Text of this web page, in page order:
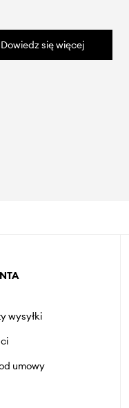
Dowiedz się więcej
wysyłki
umowy